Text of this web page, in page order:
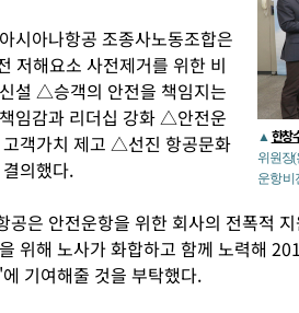
▲ 한창
위원장(
운항 비
시아나항공 조종사노동조합은
저해요소 사전제거를 위한 비
설 △승객의 안전을 책임지는
임감과 리더십 강화 △안전운
객가치 제고 △선진 항공문화
의했다.
공은 안전운항을 위한 회사의 전폭적
위해 노사가 화합하고 함께 노력해
기여해줄 것을 부탁했다.